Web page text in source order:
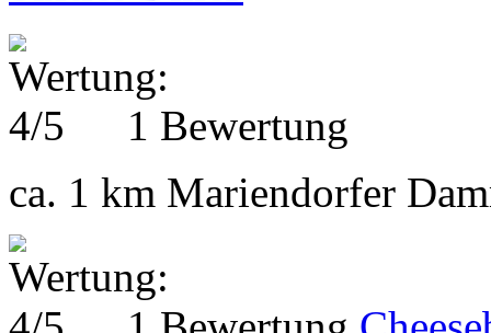
1 Bewertung
ca. 1 km Mariendorfer